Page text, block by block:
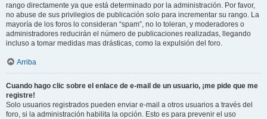
rango directamente ya que está determinado por la administración. Por favor,
no abuse de sus privilegios de publicación solo para incrementar su rango. La
mayoría de los foros lo consideran “spam”, no lo toleran, y moderadores o
administradores reducirán el número de publicaciones realizadas, llegando
incluso a tomar medidas mas drásticas, como la expulsión del foro.
Arriba
Cuando hago clic sobre el enlace de e-mail de un usuario, ¡me pide que me
registre!
Solo usuarios registrados pueden enviar e-mail a otros usuarios a través del
foro, si la administración habilita la opción. Esto es para prevenir el uso